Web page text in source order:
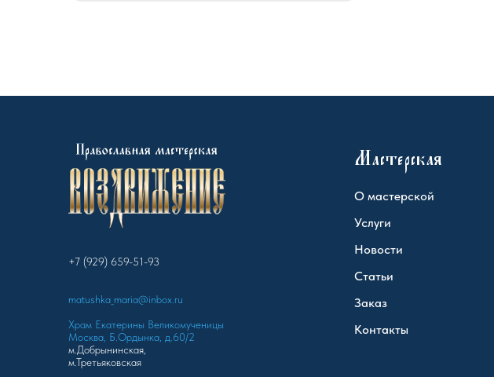
+7 (929) 659-51-93
matushka_maria@inbox.ru
Храм Екатерины Великомученицы
Москва, Б.Ордынка, д.60/2
м.Добрынинская,
м.Третьяковская
Мастерская
О мастерской
Услуги
Новости
Статьи
Заказ
Контакты